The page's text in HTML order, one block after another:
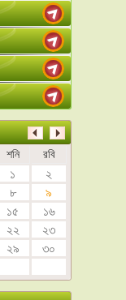
শনি রবি
১
২
৮
৯
১৫
১৬
২২
২৩
২৯
৩০